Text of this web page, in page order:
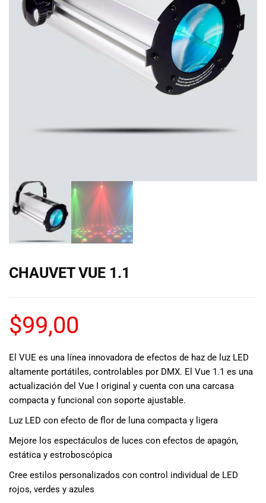
marcas del
mercado,
desde
guitarras, bajos
y baterías
hasta
amplificadores,
También
instrumentos
de viento,
teclados y
accesorios
para satisfacer
musicales.
encontrar el
instrumento o
equipo de
audio
adecuado para
ti, y ofrecerte el
al cliente
posible.
Además,
CHAUVET VUE 1.1
$99,00
El VUE es una línea innovadora de efectos de haz de luz LED
altamente portátiles, controlables por DMX. El Vue 1.1 es una
actualización del Vue I original y cuenta con una carcasa
compacta y funcional con soporte ajustable.
Luz LED con efecto de flor de luna compacta y ligera
Mejore los espectáculos de luces con efectos de apagón,
estática y estroboscópica
Cree estilos personalizados con control individual de LED
rojos, verdes y azules